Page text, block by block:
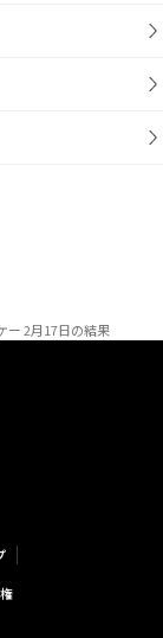
ー 2月17日の結果